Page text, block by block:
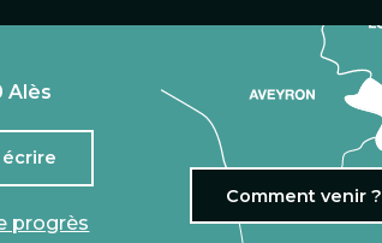
Alès
écrire
progrès
Comment venir ?